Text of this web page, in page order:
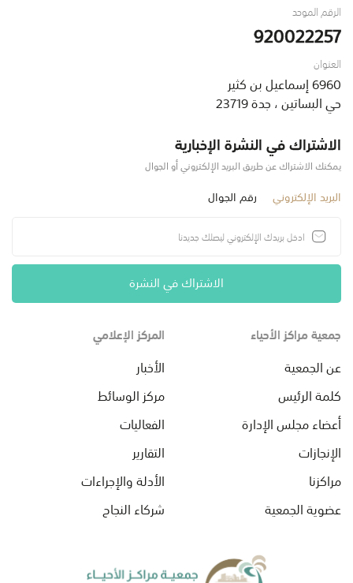
الرقم الموحد
920022257
العنوان
6960 إسماعيل بن كثير
حي البساتين ، جدة 23719
الاشتراك في النشرة الإخبارية
يمكنك الاشتراك عن طريق البريد الإلكتروني أو الجوال
البريد الإلكتروني رقم الجوال
الاشتراك في النشرة
جمعية مراكز الأحياء
عن الجمعية
كلمة الرئيس
أعضاء مجلس الإدارة
الإنجازات
مراكزنا
عضوية الجمعية
المركز الإعلامي
الأخبار
مركز الوسائط
الفعاليات
التقارير
الأدلة والإجراءات
شركاء النجاح